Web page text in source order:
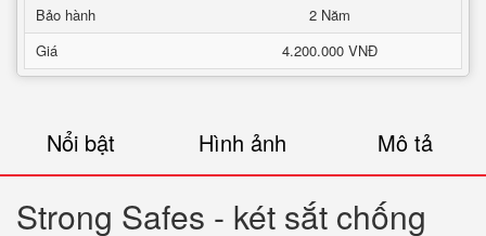
Bảo hành
2 Năm
Giá
4.200.000 VNĐ
Nổi bật Hình ảnh Mô tả
Strong Safes - két sắt chống